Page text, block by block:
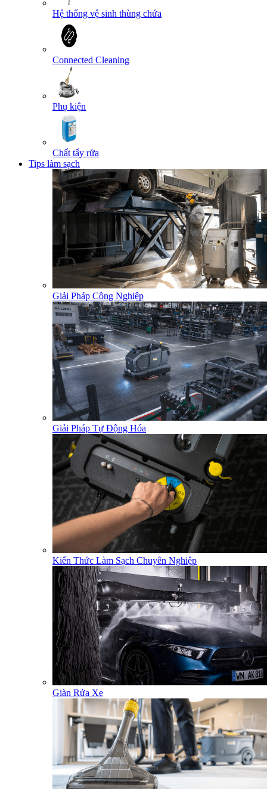
Hệ thống vệ sinh thùng chứa
Connected Cleaning
Phụ kiện
Chất tẩy rửa
Tips làm sạch
Giải Pháp Công Nghiệp
Giải Pháp Tự Động Hóa
Kiến Thức Làm Sạch Chuyên Nghiệp
Giàn Rửa Xe